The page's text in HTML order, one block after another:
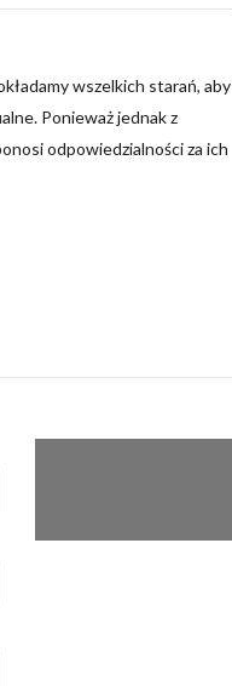
wszelkich starań, aby
Ponieważ jednak z
odpowiedzialności za ich